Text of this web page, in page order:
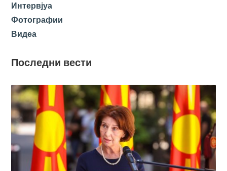
Интервјуа
Фотографии
Видеа
Последни вести